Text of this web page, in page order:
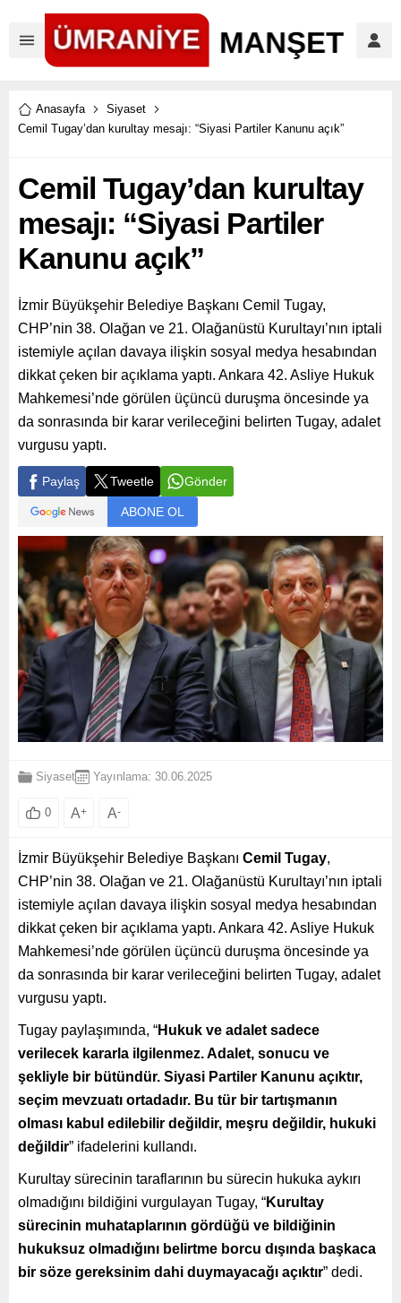
Anasayfa
Siyaset
Cemil Tugay’dan kurultay mesajı: “Siyasi Partiler Kanunu açık”
Cemil Tugay’dan kurultay
mesajı: “Siyasi Partiler
Kanunu açık”
İzmir Büyükşehir Belediye Başkanı Cemil Tugay,
CHP’nin 38. Olağan ve 21. Olağanüstü Kurultayı’nın iptali
istemiyle açılan davaya ilişkin sosyal medya hesabından
dikkat çeken bir açıklama yaptı. Ankara 42. Asliye Hukuk
Mahkemesi’nde görülen üçüncü duruşma öncesinde ya
da sonrasında bir karar verileceğini belirten Tugay, adalet
vurgusu yaptı.
Paylaş Tweetle Gönder
ABONE OL
Siyaset Yayınlama: 30.06.2025
0 A+ A-
İzmir Büyükşehir Belediye Başkanı Cemil Tugay,
CHP’nin 38. Olağan ve 21. Olağanüstü Kurultayı’nın iptali
istemiyle açılan davaya ilişkin sosyal medya hesabından
dikkat çeken bir açıklama yaptı. Ankara 42. Asliye Hukuk
Mahkemesi’nde görülen üçüncü duruşma öncesinde ya
da sonrasında bir karar verileceğini belirten Tugay, adalet
vurgusu yaptı.
Tugay paylaşımında, “Hukuk ve adalet sadece
verilecek kararla ilgilenmez. Adalet, sonucu ve
şekliyle bir bütündür. Siyasi Partiler Kanunu açıktır,
seçim mevzuatı ortadadır. Bu tür bir tartışmanın
olması kabul edilebilir değildir, meşru değildir, hukuki
değildir” ifadelerini kullandı.
Kurultay sürecinin taraflarının bu sürecin hukuka aykırı
olmadığını bildiğini vurgulayan Tugay, “Kurultay
sürecinin muhataplarının gördüğü ve bildiğinin
hukuksuz olmadığını belirtme borcu dışında başkaca
bir söze gereksinim dahi duymayacağı açıktır” dedi.